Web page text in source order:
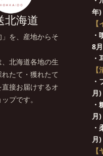
北海道
を、産地からそ
北海道各地の生
たて・獲れたて
接お届けするオ
プです。
年)
8
月)
月)
月)